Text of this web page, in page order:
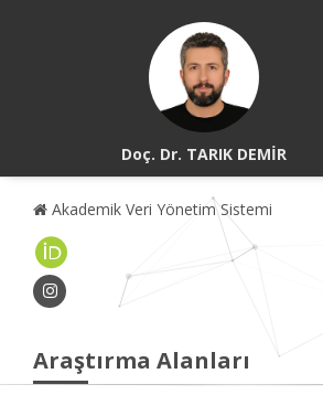
Doç. Dr. TARIK DEMİR
Akademik Veri Yönetim Sistemi
Araştırma Alanları